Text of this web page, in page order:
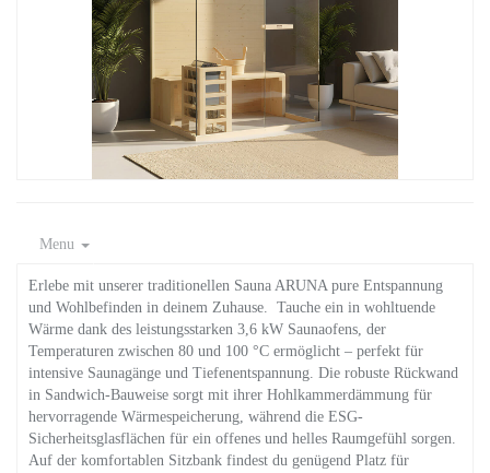
Menu
Erlebe mit unserer traditionellen Sauna ARUNA pure Entspannung
und Wohlbefinden in deinem Zuhause. Tauche ein in wohltuende
Wärme dank des leistungsstarken 3,6 kW Saunaofens, der
Temperaturen zwischen 80 und 100 °C ermöglicht – perfekt für
intensive Saunagänge und Tiefenentspannung. Die robuste Rückwand
in Sandwich-Bauweise sorgt mit ihrer Hohlkammerdämmung für
hervorragende Wärmespeicherung, während die ESG-
Sicherheitsglasflächen für ein offenes und helles Raumgefühl sorgen.
Auf der komfortablen Sitzbank findest du genügend Platz für